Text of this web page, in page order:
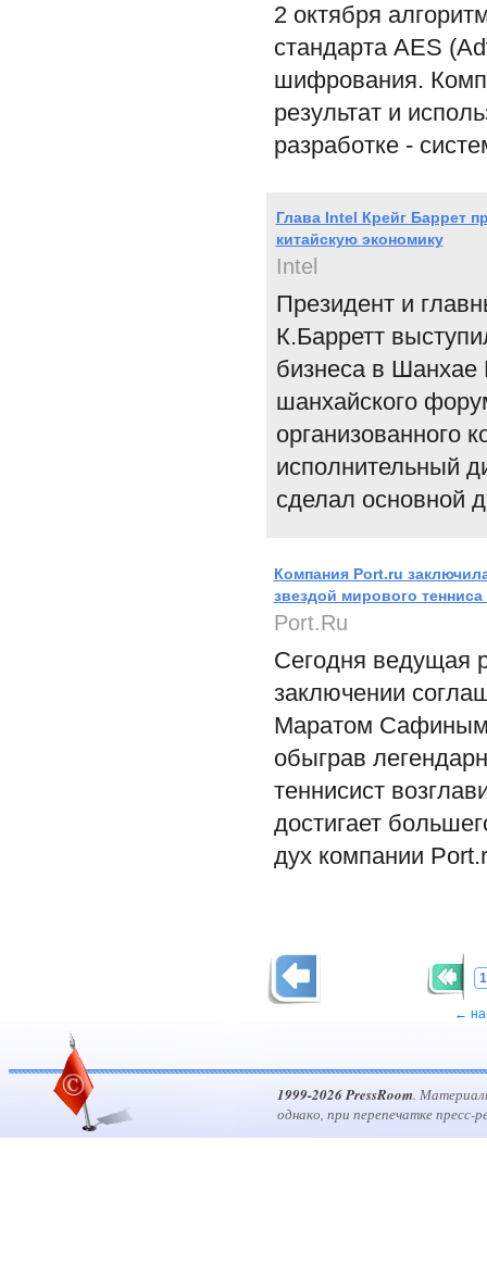
2 октября
стандарта AES
шифрования.
результат и
разработке -
Глава Intel Крейг Баррет
китайскую экономику
Intel
Президент и
К.Барретт
бизнеса в
шанхайского
организованного
исполнительный
сделал основной
Компания Port.ru
звездой мирового
Port.Ru
Сегодня ведущая
заключении
Маратом Сафиным
обыграв
теннисист
достигает
дух компании
← на
1999-2026 PressRoom.
однако, при перепечатке пресс-